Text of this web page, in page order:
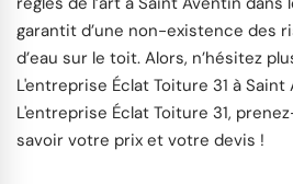
garantit d’une non-existence des
d’eau sur le toit. Alors, n’hésitez
L'entreprise Éclat Toiture 31 à Saint
L'entreprise Éclat Toiture 31,
savoir votre prix et votre devis !